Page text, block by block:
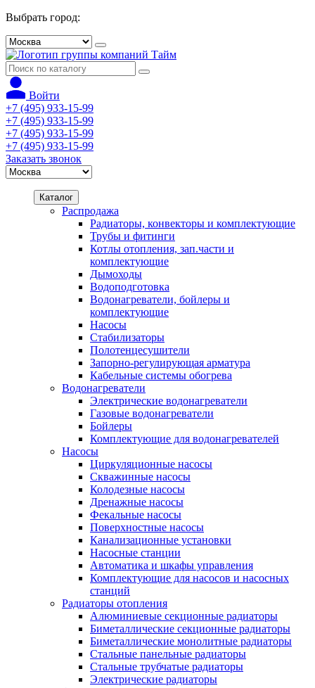
Выбрать город:
Войти
+7 (495) 933-15-99
+7 (495) 933-15-99
+7 (495) 933-15-99
+7 (495) 933-15-99
Заказать звонок
Каталог
Распродажа
Радиаторы, конвекторы и комплектующие
Трубы и фитинги
Котлы отопления, зап.части и
комплектующие
Дымоходы
Водоподготовка
Водонагреватели, бойлеры и
комплектующие
Насосы
Стабилизаторы
Полотенцесушители
Запорно-регулирующая арматура
Кабельные системы обогрева
Водонагреватели
Электрические водонагреватели
Газовые водонагреватели
Бойлеры
Комплектующие для водонагревателей
Насосы
Циркуляционные насосы
Скважинные насосы
Колодезные насосы
Дренажные насосы
Фекальные насосы
Поверхностные насосы
Канализационные установки
Насосные станции
Автоматика и шкафы управления
Комплектующие для насосов и насосных
станций
Радиаторы отопления
Алюминиевые секционные радиаторы
Биметаллические секционные радиаторы
Биметаллические монолитные радиаторы
Стальные панельные радиаторы
Стальные трубчатые радиаторы
Электрические радиаторы